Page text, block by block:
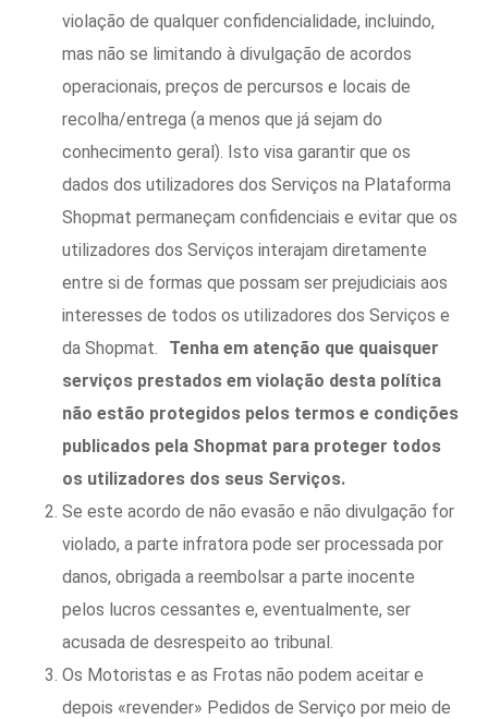
violação de qualquer confidencialidade, incluindo,
mas não se limitando à divulgação de acordos
operacionais, preços de percursos e locais de
recolha/entrega (a menos que já sejam do
conhecimento geral). Isto visa garantir que os
dados dos utilizadores dos Serviços na Plataforma
Shopmat permaneçam confidenciais e evitar que os
utilizadores dos Serviços interajam diretamente
entre si de formas que possam ser prejudiciais aos
interesses de todos os utilizadores dos Serviços e
da Shopmat. Tenha em atenção que quaisquer
serviços prestados em violação desta política
não estão protegidos pelos termos e condições
publicados pela Shopmat para proteger todos
os utilizadores dos seus Serviços.
Se este acordo de não evasão e não divulgação for
violado, a parte infratora pode ser processada por
danos, obrigada a reembolsar a parte inocente
pelos lucros cessantes e, eventualmente, ser
acusada de desrespeito ao tribunal.
Os Motoristas e as Frotas não podem aceitar e
depois «revender» Pedidos de Serviço por meio de